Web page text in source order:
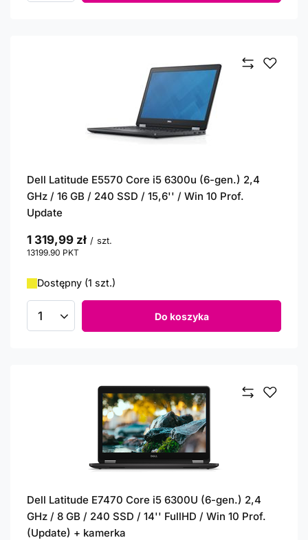
Dell Latitude E5570 Core i5 6300u (6-gen.) 2,4
GHz / 16 GB / 240 SSD / 15,6'' / Win 10 Prof.
Update
1 319,99 zł / szt.
13199.90 PKT
Dostępny (1 szt.)
Ilość produktów Do koszyka
Dell Latitude E7470 Core i5 6300U (6-gen.) 2,4
GHz / 8 GB / 240 SSD / 14'' FullHD / Win 10 Prof.
(Update) + kamerka